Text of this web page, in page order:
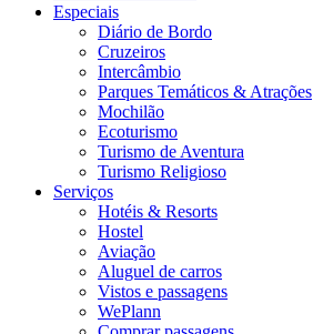
Especiais
Diário de Bordo
Cruzeiros
Intercâmbio
Parques Temáticos & Atrações
Mochilão
Ecoturismo
Turismo de Aventura
Turismo Religioso
Serviços
Hotéis & Resorts
Hostel
Aviação
Aluguel de carros
Vistos e passagens
WePlann